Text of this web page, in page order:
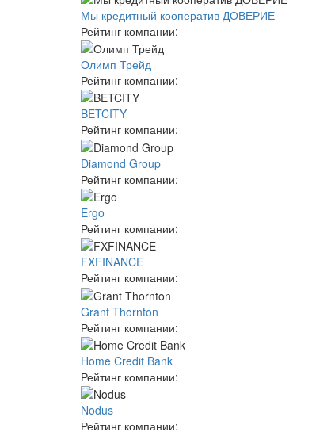
Мы кредитный кооператив ДОВЕРИЕ
Рейтинг компании:
Олимп Трейд
Рейтинг компании:
BETCITY
Рейтинг компании:
Diamond Group
Рейтинг компании:
Ergo
Рейтинг компании:
FXFINANCE
Рейтинг компании:
Grant Thornton
Рейтинг компании:
Home Credit Bank
Рейтинг компании:
Nodus
Рейтинг компании: